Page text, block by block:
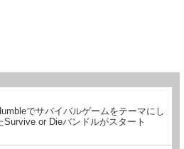
でサバイバルゲームをテーマにし
Survive or Dieバンドルがスタート